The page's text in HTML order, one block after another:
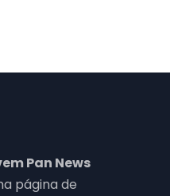
Pan News
página de